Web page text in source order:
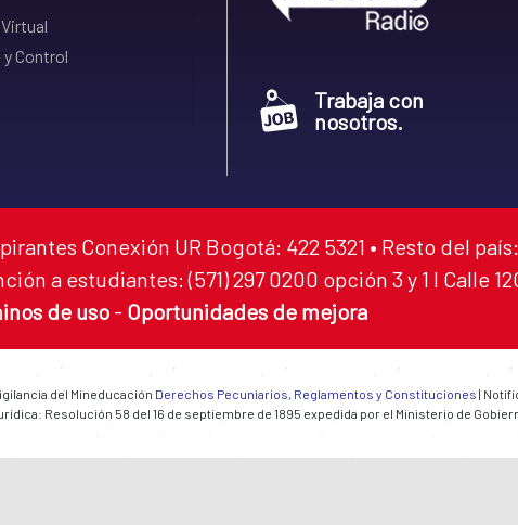
Control
Trabaja con
nosotros.
Conexión UR Bogotá: 422 5321 • Resto del país:
a estudiantes: (571) 297 0200 opción 3 y 1 I Calle
de uso - Oportunidades de mejora
del Mineducación Derechos Pecuniarios, Reglamentos y Constituciones |
Resolución 58 del 16 de septiembre de 1895 expedida por el Ministerio de